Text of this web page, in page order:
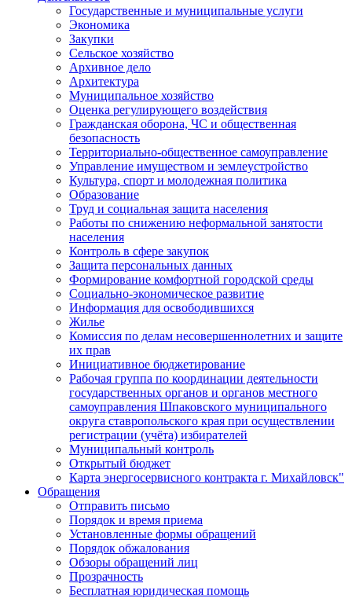
Государственные и муниципальные услуги
Экономика
Закупки
Сельское хозяйство
Архивное дело
Архитектура
Муниципальное хозяйство
Оценка регулирующего воздействия
Гражданская оборона, ЧС и общественная
безопасность
Территориально-общественное самоуправление
Управление имуществом и землеустройство
Культура, спорт и молодежная политика
Образование
Труд и социальная защита населения
Работы по снижению неформальной занятости
населения
Контроль в сфере закупок
Защита персональных данных
Формирование комфортной городской среды
Социально-экономическое развитие
Информация для освободившихся
Жилье
Комиссия по делам несовершеннолетних и защите
их прав
Инициативное бюджетирование
Рабочая группа по координации деятельности
государственных органов и органов местного
самоуправления Шпаковского муниципального
округа ставропольского края при осуществлении
регистрации (учёта) избирателей
Муниципальный контроль
Открытый бюджет
Карта энергосервисного контракта г. Михайловск"
Обращения
Отправить письмо
Порядок и время приема
Установленные формы обращений
Порядок обжалования
Обзоры обращений лиц
Прозрачность
Бесплатная юридическая помощь